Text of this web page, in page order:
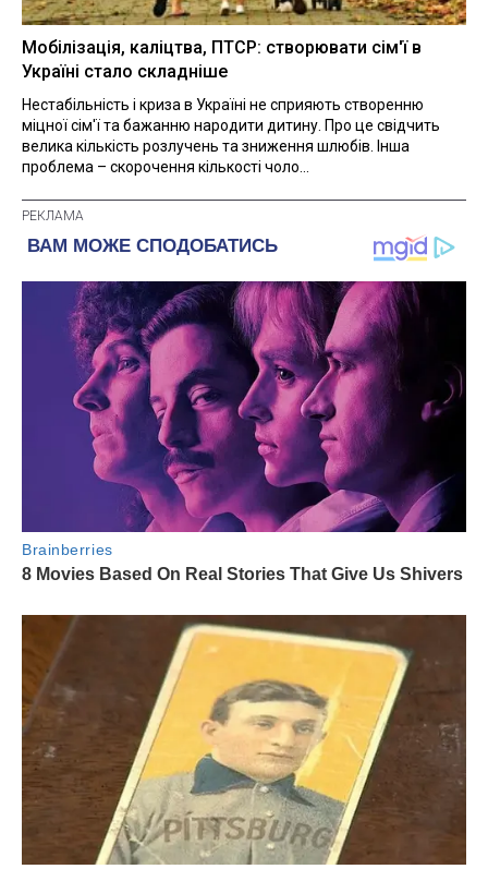
Мобілізація, каліцтва, ПТСР: створювати сім'ї в
Україні стало складніше
Нестабільність і криза в Україні не сприяють створенню
міцної сім'ї та бажанню народити дитину. Про це свідчить
велика кількість розлучень та зниження шлюбів. Інша
проблема – скорочення кількості чоло...